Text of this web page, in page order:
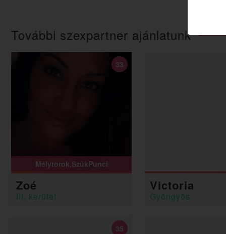
További szexpartner ajánlatunk
Mélytorok,SzûkPunci
Zoé
III. kerület
33
Victoria
Gyöngyös
35